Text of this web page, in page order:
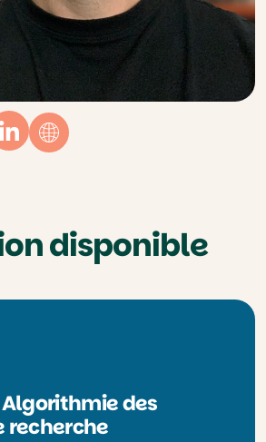
LinkedinWebsite
disponible
des
recherche